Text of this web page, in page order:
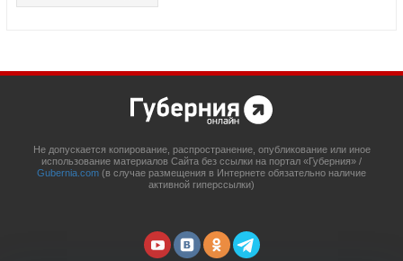
Не допускается копирование, распространение, опубликование или иное
использование материалов Сайта без ссылки на портал «Губерния» /
Gubernia.com (в случае размещения в Интернете обязательно наличие
активной гиперссылки)